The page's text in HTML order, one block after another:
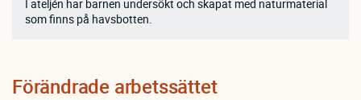
I ateljén har barnen undersökt och skapat med naturmaterial
som finns på havsbotten.
Förändrade arbetssättet